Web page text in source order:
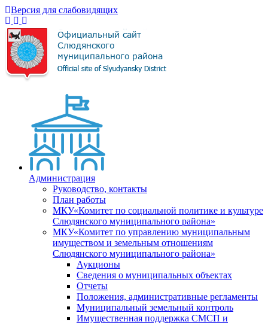
Версия для слабовидящих
Администрация
Руководство, контакты
План работы
МКУ«Комитет по социальной политике и культуре
Слюдянского муниципального района»
МКУ«Комитет по управлению муниципальным
имуществом и земельным отношениям
Слюдянского муниципального района»
Аукционы
Сведения о муниципальных объектах
Отчеты
Положения, административные регламенты
Муниципальный земельный контроль
Имущественная поддержка СМСП и